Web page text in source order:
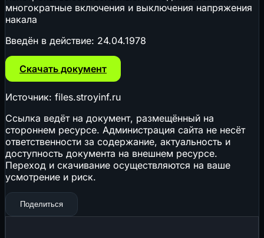
многократные включения и выключения напряжения
накала
Введён в действие: 24.04.1978
Скачать документ
Источник: files.stroyinf.ru
Ссылка ведёт на документ, размещённый на
стороннем ресурсе. Администрация сайта не несёт
ответственности за содержание, актуальность и
доступность документа на внешнем ресурсе.
Переход и скачивание осуществляются на ваше
усмотрение и риск.
Поделиться